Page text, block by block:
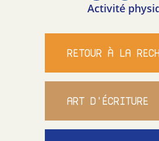
Activité
RETOUR À LA
ART D'ÉCRITURE